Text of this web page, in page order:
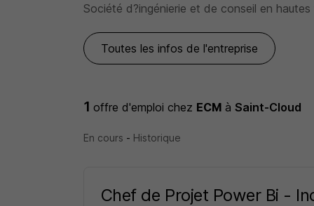
Société d?ingénierie et de conseil en
Toutes les infos de l'entreprise
1offre d'emploichez ECM àSaint-Cloud
En cours - Historique
Chef de Projet Power Bi -